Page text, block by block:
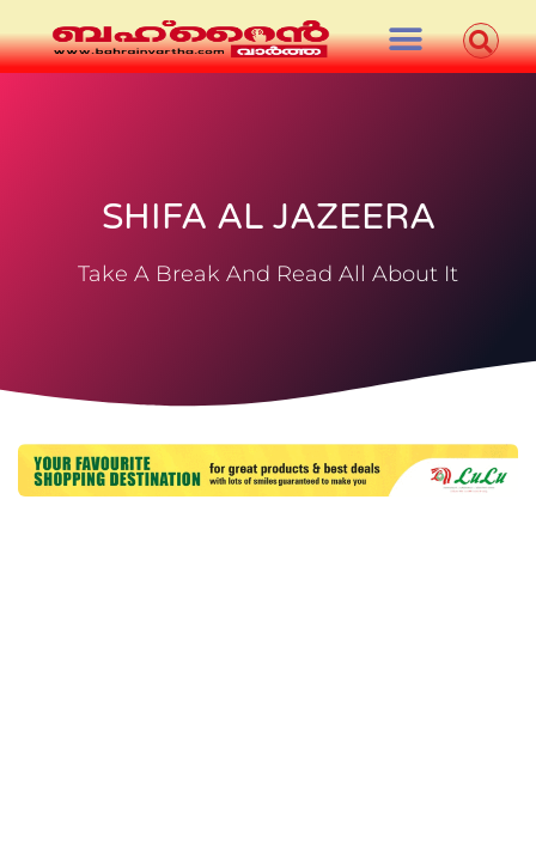
SHIFA AL JAZEERA
Take A Break And Read All About It